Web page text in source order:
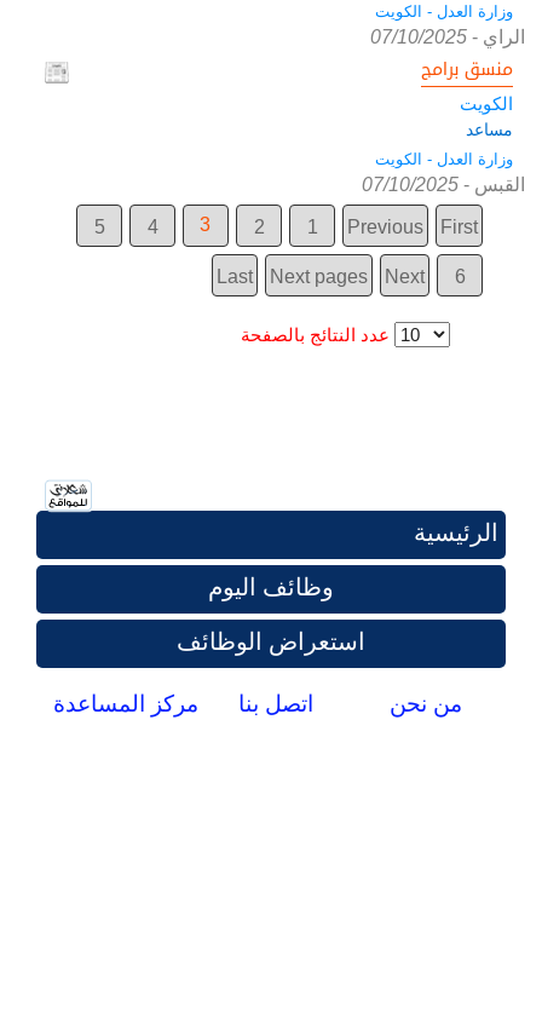
وزارة العدل - الكويت
الراي -
07/10/2025
منسق برامج
الكويت
مساعد
وزارة العدل - الكويت
القبس -
07/10/2025
First
Previous
1
2
3
4
5
6
Next
Next pages
Last
عدد النتائج بالصفحة
الرئيسية
وظائف اليوم
استعراض الوظائف
من نحن اتصل بنا مركز المساعدة